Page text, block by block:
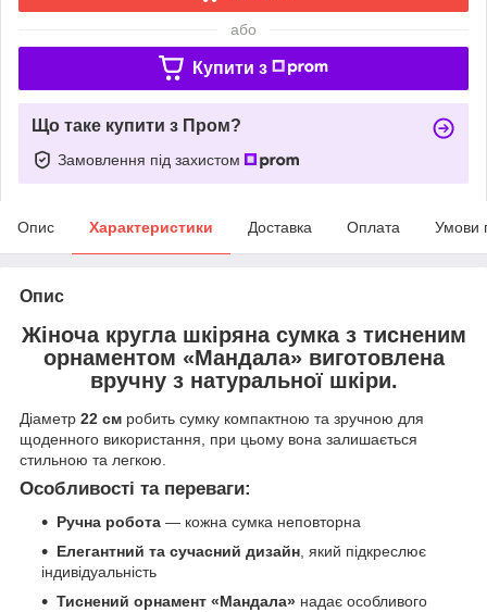
або
Купити з
Що таке купити з Пром?
Замовлення під захистом
Опис Характеристики Доставка Оплата Умови
Опис
Жіноча кругла шкіряна сумка з тисненим
орнаментом «Мандала»виготовлена
вручну з натуральної шкіри.
Діаметр 22 см робить сумку компактною та зручною для
щоденного використання, при цьому вона залишається
стильною та легкою.
Особливості та переваги:
Ручна робота — кожна сумка неповторна
Елегантний та сучасний дизайн, який підкреслює
індивідуальність
Тиснений орнамент «Мандала» надає особливого